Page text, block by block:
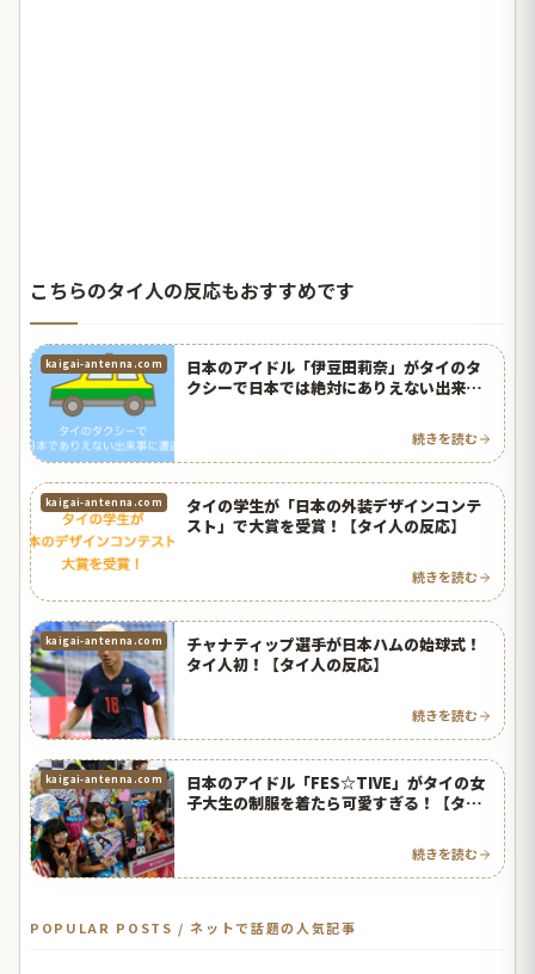
こちらのタイ人の反応もおすすめです
kaigai-antenna.com
日本のアイドル「伊豆田莉奈」がタイのタ
クシーで日本では絶対にありえない出来事
続きを読む
kaigai-antenna.com
タイの学生が「日本の外装デザインコンテ
スト」で大賞を受賞！【タイ人の反応】
続きを読む
kaigai-antenna.com
チャナティップ選手が日本ハムの始球式！
タイ人初！【タイ人の反応】
続きを読む
kaigai-antenna.com
日本のアイドル「FES☆TIVE」がタイの女
子大生の制服を着たら可愛すぎる！【タイ
続きを読む
POPULAR POSTS / ネットで話題の人気記事